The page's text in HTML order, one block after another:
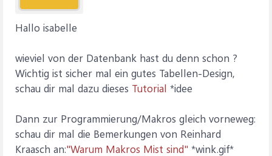
Hallo isabelle
wieviel von der Datenbank hast du denn schon ?
Wichtig ist sicher mal ein gutes Tabellen-Design,
schau dir mal dazu dieses Tutorial *idee
Dann zur Programmierung/Makros gleich vorneweg:
schau dir mal die Bemerkungen von Reinhard
Kraasch an:"Warum Makros Mist sind" *wink.gif*